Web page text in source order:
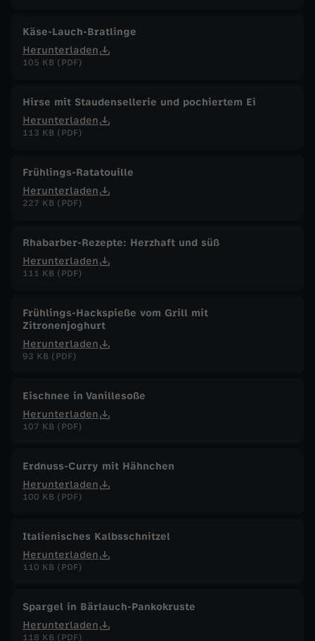
Käse-Lauch-Bratlinge
Herunterladen
105 KB (PDF)
Hirse mit Staudensellerie und pochiertem Ei
Herunterladen
113 KB (PDF)
Frühlings-Ratatouille
Herunterladen
227 KB (PDF)
Rhabarber-Rezepte: Herzhaft und süß
Herunterladen
111 KB (PDF)
Frühlings-Hackspieße vom Grill mit
Zitronenjoghurt
Herunterladen
93 KB (PDF)
Eischnee in Vanillesoße
Herunterladen
107 KB (PDF)
Erdnuss-Curry mit Hähnchen
Herunterladen
100 KB (PDF)
Italienisches Kalbsschnitzel
Herunterladen
110 KB (PDF)
Spargel in Bärlauch-Pankokruste
Herunterladen
118 KB (PDF)